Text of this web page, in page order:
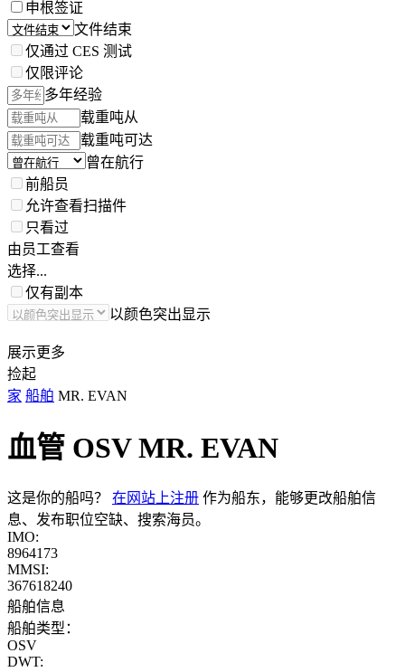
申根签证
文件结束
仅通过 CES 测试
仅限评论
多年经验
载重吨从
载重吨可达
曾在航行
前船员
允许查看扫描件
只看过
由员工查看
选择...
仅有副本
以颜色突出显示
展示更多
捡起
家 船舶 MR. EVAN
血管 OSVMR. EVAN
这是你的船吗？ 在网站上注册 作为船东，能够更改船舶信
息、发布职位空缺、搜索海员。
IMO:
8964173
MMSI:
367618240
船舶信息
船舶类型：
OSV
DWT: